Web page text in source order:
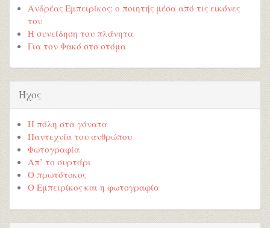
Ανδρέας Εμπειρίκος: ο ποιητής μέσα από τις εικόνες
του
Η συνείδηση του πλάνητα
Για τον Φακό στο στόμα
Ήχος
Η πόλη στα γόνατα
Παντεχνία του ανθρώπου
Φωτογραφία
Απ’ το συρτάρι
Ο πρωτότοκος
Ο Εμπειρίκος και η φωτογραφία